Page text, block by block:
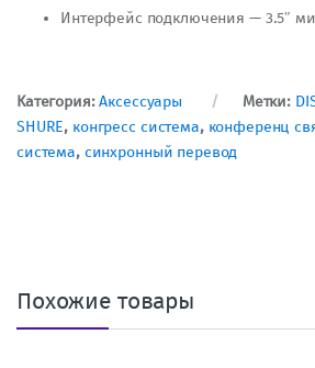
Интерфейс подключения — 3.5″
Категория:Аксессуары Метки:
SHURE, конгресс система, конференц
система, синхронный перевод
Похожие товары